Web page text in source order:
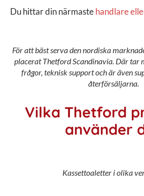
Du hittar din närmastehandlare
För att bäst serva den nordiska
placerat Thetford Scandinavia. Där tar
frågor, teknisk support och är även
återförsäljarna.
Vilka Thetford
använder
Kassettoaletter i olika